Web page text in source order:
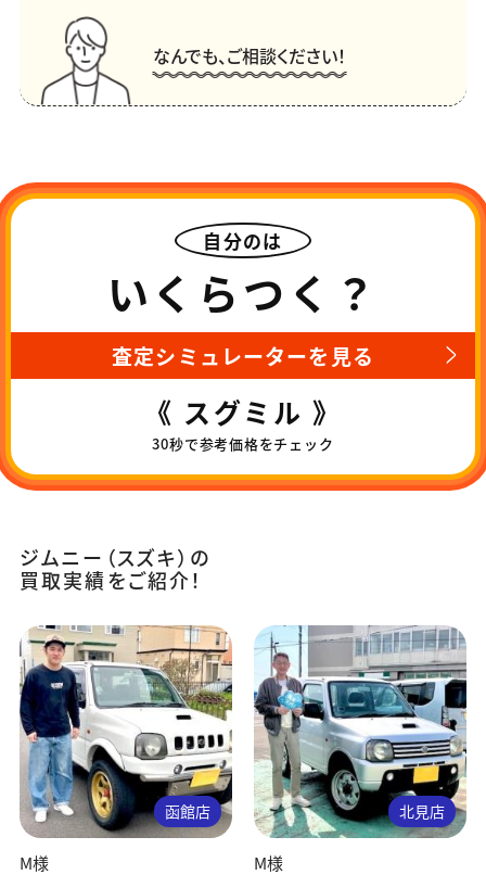
なんでも、ご相談ください！
自分のは
いくらつく？
査定シミュレーターを見る
《 スグミル 》
30秒で参考価格をチェック
ジムニー（スズキ）の
買取実績をご紹介！
函館店
M様
北見店
M様